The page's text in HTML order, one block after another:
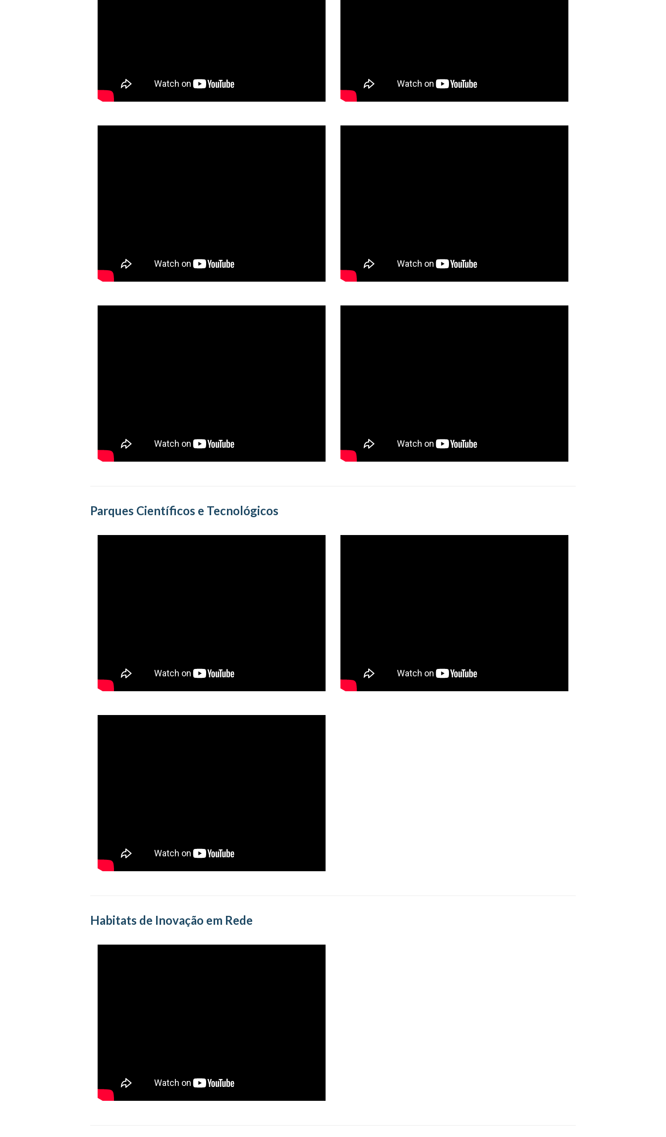
Parques Científicos e Tecnológicos
Habitats de Inovação em Rede